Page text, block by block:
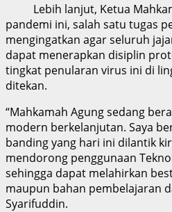
Lebih lanjut, Ketua
pandemi ini, salah satu tugas
mengingatkan agar seluruh
dapat menerapkan disiplin
tingkat penularan virus ini di
ditekan.
“Mahkamah Agung sedang
modern berkelanjutan. Saya
banding yang hari ini dilantik
mendorong penggunaan
sehingga dapat melahirkan
maupun bahan pembelajaran
Syarifuddin.